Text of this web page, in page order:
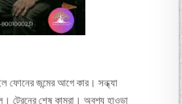
ফোনের জন্মের আগে কার। সন্ধ্যা
ট্রেনের শেষ কামরা। অবশ্য হাওড়া